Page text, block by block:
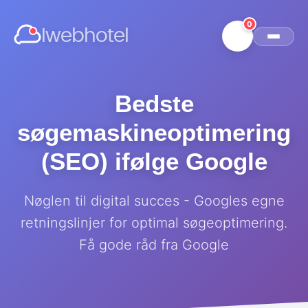
Iwebhotel
0
Bedste
søgemaskineoptimering
(SEO) ifølge Google
Nøglen til digital succes - Googles egne
retningslinjer for optimal søgeoptimering.
Få gode råd fra Google